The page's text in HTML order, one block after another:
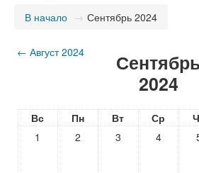
В начало → Сентябрь 2024
← Август 2024
2024
Вс Пн Вт Ср
1
2 3 4